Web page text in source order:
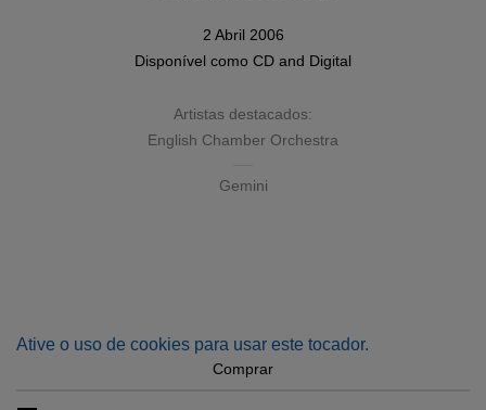
2 Abril 2006
Disponível como CD and Digital
Artistas destacados:
English Chamber Orchestra
Gemini
Ative o uso de cookies para usar este tocador.
Comprar